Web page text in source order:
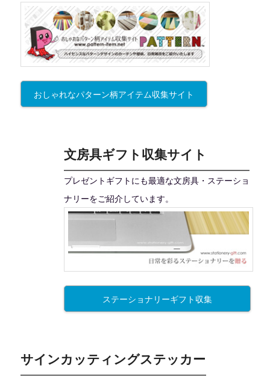
おしゃれなパターン柄アイテム収集サイト
文房具ギフト収集サイト
プレゼントギフトにも最適な文房具・ステーショ
ナリーをご紹介しています。
ステーショナリーギフト収集
サインカッティングステッカー